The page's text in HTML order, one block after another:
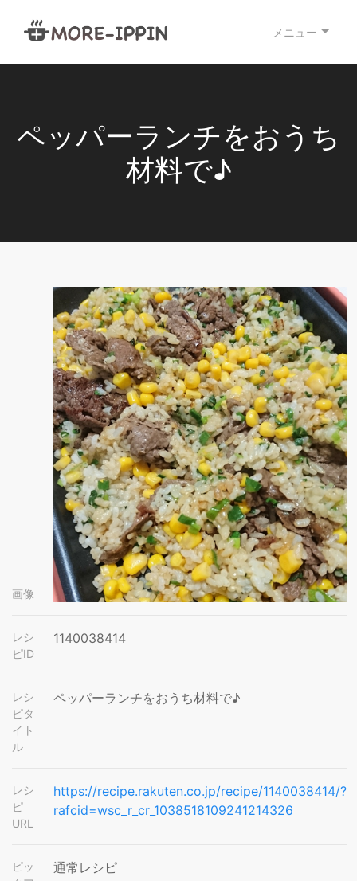
メニュー
ペッパーランチをおうち
材料で♪
画像
レシ
ピID
1140038414
レシ
ピタ
イト
ル
ペッパーランチをおうち材料で♪
レシ
ピ
URL
https://recipe.rakuten.co.jp/recipe/1140038414/?
rafcid=wsc_r_cr_1038518109241214326
ピッ
通常レシピ